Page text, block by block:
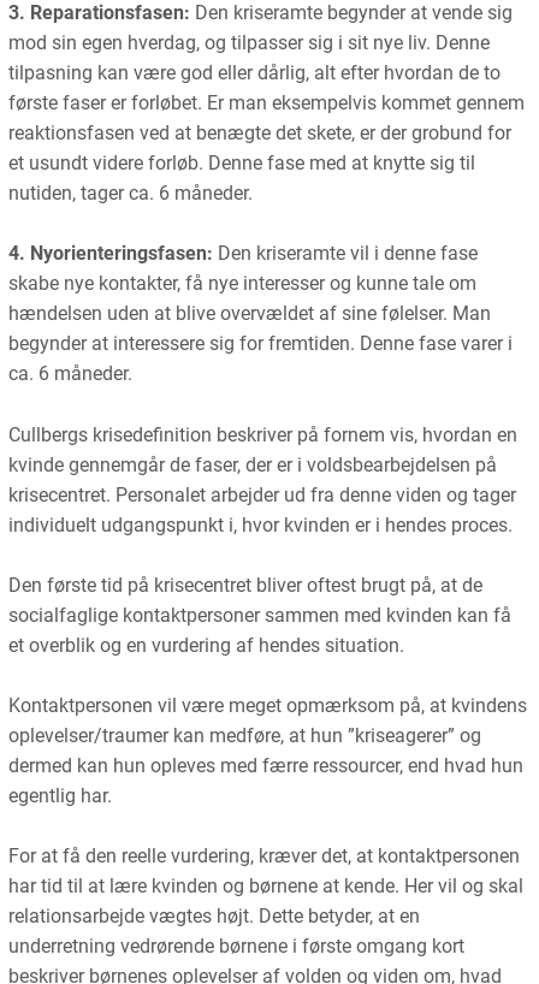
3. Reparationsfasen: Den kriseramte begynder at vende sig
mod sin egen hverdag, og tilpasser sig i sit nye liv. Denne
tilpasning kan være god eller dårlig, alt efter hvordan de to
første faser er forløbet. Er man eksempelvis kommet gennem
reaktionsfasen ved at benægte det skete, er der grobund for
et usundt videre forløb. Denne fase med at knytte sig til
nutiden, tager ca. 6 måneder.
4. Nyorienteringsfasen: Den kriseramte vil i denne fase
skabe nye kontakter, få nye interesser og kunne tale om
hændelsen uden at blive overvældet af sine følelser. Man
begynder at interessere sig for fremtiden. Denne fase varer i
ca. 6 måneder.
Cullbergs krisedefinition beskriver på fornem vis, hvordan en
kvinde gennemgår de faser, der er i voldsbearbejdelsen på
krisecentret. Personalet arbejder ud fra denne viden og tager
individuelt udgangspunkt i, hvor kvinden er i hendes proces.
Den første tid på krisecentret bliver oftest brugt på, at de
socialfaglige kontaktpersoner sammen med kvinden kan få
et overblik og en vurdering af hendes situation.
Kontaktpersonen vil være meget opmærksom på, at kvindens
oplevelser/traumer kan medføre, at hun ”kriseagerer” og
dermed kan hun opleves med færre ressourcer, end hvad hun
egentlig har.
For at få den reelle vurdering, kræver det, at kontaktpersonen
har tid til at lære kvinden og børnene at kende. Her vil og skal
relationsarbejde vægtes højt. Dette betyder, at en
underretning vedrørende børnene i første omgang kort
beskriver børnenes oplevelser af volden og viden om, hvad